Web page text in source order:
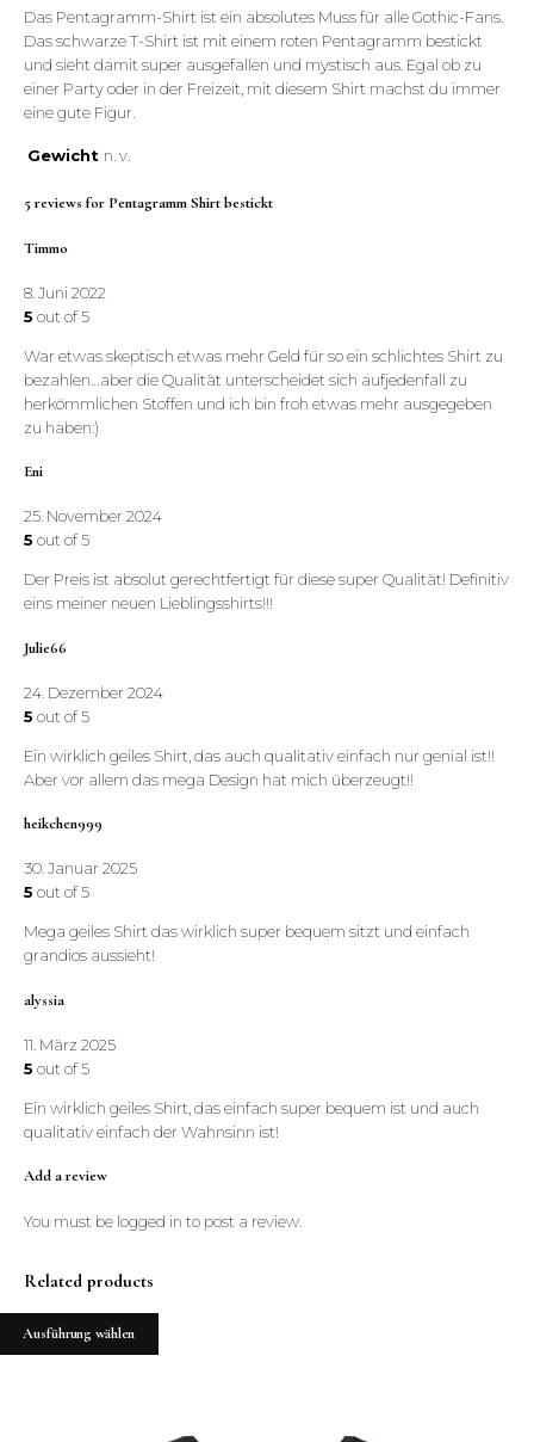
Das Pentagramm-Shirt ist ein absolutes Muss für alle Gothic-Fans.
Das schwarze T-Shirt ist mit einem roten Pentagramm bestickt
und sieht damit super ausgefallen und mystisch aus. Egal ob zu
einer Party oder in der Freizeit, mit diesem Shirt machst du immer
eine gute Figur.
Gewicht n. v.
5 reviews for Pentagramm Shirt bestickt
Timmo
8. Juni 2022
5 out of 5
War etwas skeptisch etwas mehr Geld für so ein schlichtes Shirt zu
bezahlen…aber die Qualität unterscheidet sich aufjedenfall zu
herkömmlichen Stoffen und ich bin froh etwas mehr ausgegeben
zu haben:)
Eni
25. November 2024
5 out of 5
Der Preis ist absolut gerechtfertigt für diese super Qualität! Definitiv
eins meiner neuen Lieblingsshirts!!!
Julie66
24. Dezember 2024
5 out of 5
Ein wirklich geiles Shirt, das auch qualitativ einfach nur genial ist!!
Aber vor allem das mega Design hat mich überzeugt!!
heikchen999
30. Januar 2025
5 out of 5
Mega geiles Shirt das wirklich super bequem sitzt und einfach
grandios aussieht!
alyssia
11. März 2025
5 out of 5
Ein wirklich geiles Shirt, das einfach super bequem ist und auch
qualitativ einfach der Wahnsinn ist!
Add a review
You must be logged in to post a review.
Related products
Ausführung wählen